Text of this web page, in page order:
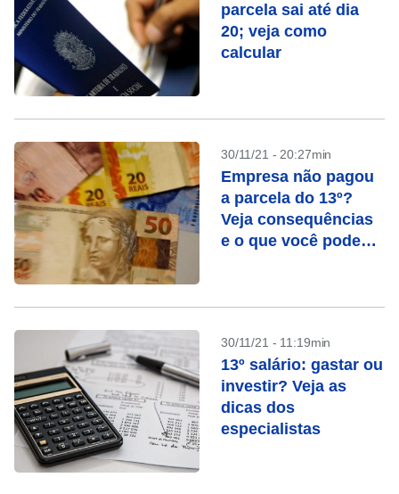
parcela sai até dia
20; veja como
calcular
30/11/21 - 20:27min
Empresa não pagou
a parcela do 13º?
Veja consequências
e o que você pode
30/11/21 - 11:19min
13º salário: gastar ou
investir? Veja as
dicas dos
especialistas